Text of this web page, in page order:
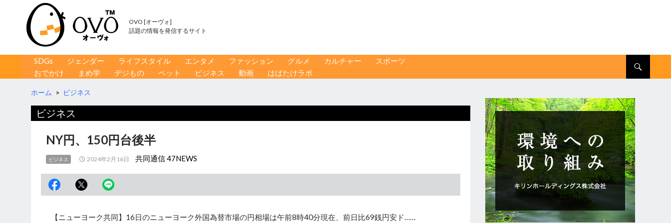
OVO [オーヴォ]
話題の情報を発信するサイト
コンテンツへ移動
SDGs ジェンダー ライフスタイル エンタメ ファッション グルメ カルチャー
スポーツ
おでかけ
まめ学 デジもの ペット ビジネス 動画 はばたけラボ
ホーム > ビジネス
ビジネス
NY円、150円台後半
ビジネス 2024年2月16日 共同通信 47NEWS
【ニューヨーク共同】16日のニューヨーク外国為替市場の円相場は午前8時40分現在、前日比69銭円安ド……